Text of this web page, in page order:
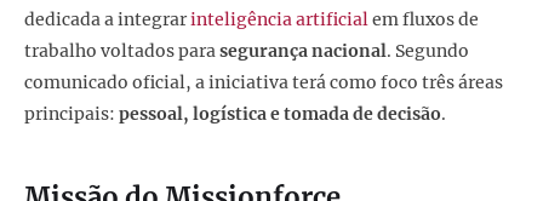
dedicada a integrarinteligência artificialem fluxos de
trabalho voltados parasegurança nacional. Segundo
comunicado oficial, a iniciativa terá como foco três áreas
principais: pessoal, logística e tomada de decisão.